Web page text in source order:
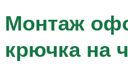
Монтаж
крючка на